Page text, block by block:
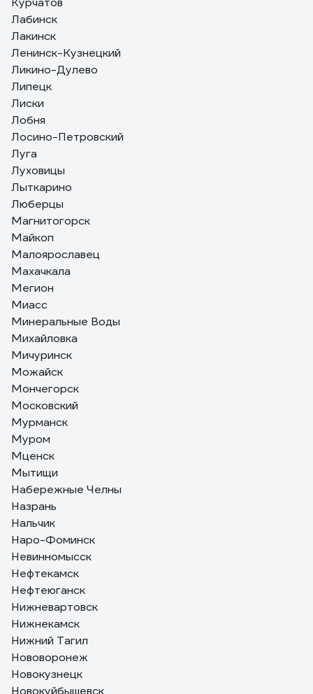
Лабинск
Лакинск
Ленинск-Кузнецкий
Ликино-Дулево
Липецк
Лиски
Лобня
Лосино-Петровский
Луга
Луховицы
Лыткарино
Люберцы
Магнитогорск
Майкоп
Малоярославец
Махачкала
Мегион
Миасс
Минеральные Воды
Михайловка
Мичуринск
Можайск
Мончегорск
Московский
Мурманск
Муром
Мценск
Мытищи
Набережные Челны
Назрань
Нальчик
Наро-Фоминск
Невинномысск
Нефтекамск
Нефтеюганск
Нижневартовск
Нижнекамск
Нижний Тагил
Нововоронеж
Новокузнецк
Новокуйбышевск